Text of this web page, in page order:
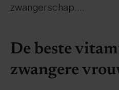
zwangerschap....
De beste
zwangere